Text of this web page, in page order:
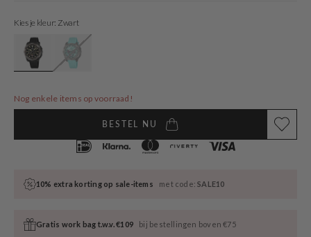
Kies je kleur: Zwart
Nog enkele items op voorraad!
BESTEL NU
10% extra korting op sale-items met code:SALE10
Gratis work bag t.w.v. €109 bij bestellingen boven €75